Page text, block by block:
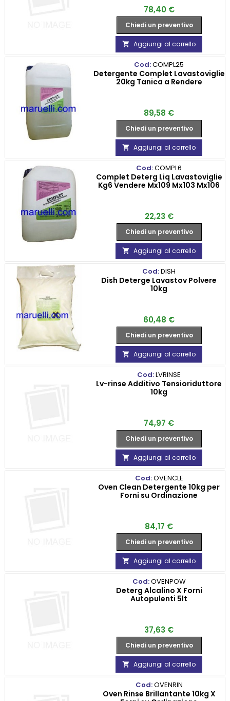
Prezzo
78,40 €
Chiedi un preventivo
 Aggiungi al carrello
Cod:COMPL25
Detergente Complet Lavastoviglie
20kg Tanica a Rendere
Prezzo
89,58 €
Chiedi un preventivo
 Aggiungi al carrello
Cod:COMPL6
Complet Deterg Liq Lavastoviglie
Kg6 Vendere Mx109 Mx103 Mx106
Prezzo
22,23 €
Chiedi un preventivo
 Aggiungi al carrello
Cod:DISH
Dish Deterge Lavastov Polvere
10kg
Prezzo
60,48 €
Chiedi un preventivo
 Aggiungi al carrello
Cod:LVRINSE
Lv-rinse Additivo Tensioriduttore
10kg
Prezzo
74,97 €
Chiedi un preventivo
 Aggiungi al carrello
Cod:OVENCLE
Oven Clean Detergente 10kg per
Forni su Ordinazione
Prezzo
84,17 €
Chiedi un preventivo
 Aggiungi al carrello
Cod:OVENPOW
Deterg Alcalino X Forni
Autopulenti 5lt
Prezzo
37,63 €
Chiedi un preventivo
 Aggiungi al carrello
Cod:OVENRIN
Oven Rinse Brillantante 10kg X